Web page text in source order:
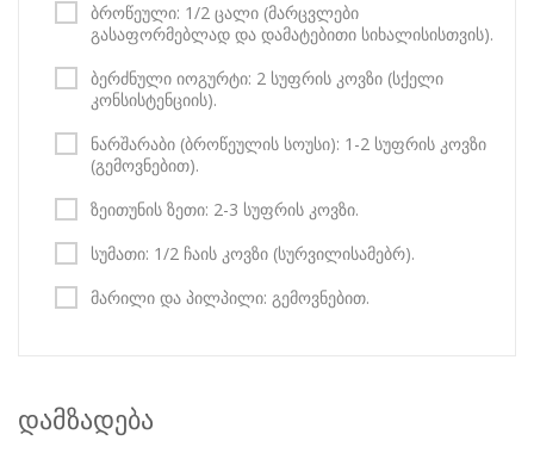
ბროწეული: 1/2 ცალი (მარცვლები
გასაფორმებლად და დამატებითი სიხალისისთვის).
ბერძნული იოგურტი: 2 სუფრის კოვზი (სქელი
კონსისტენციის).
ნარშარაბი (ბროწეულის სოუსი): 1-2 სუფრის კოვზი
(გემოვნებით).
ზეითუნის ზეთი: 2-3 სუფრის კოვზი.
სუმათი: 1/2 ჩაის კოვზი (სურვილისამებრ).
მარილი და პილპილი: გემოვნებით.
დამზადება